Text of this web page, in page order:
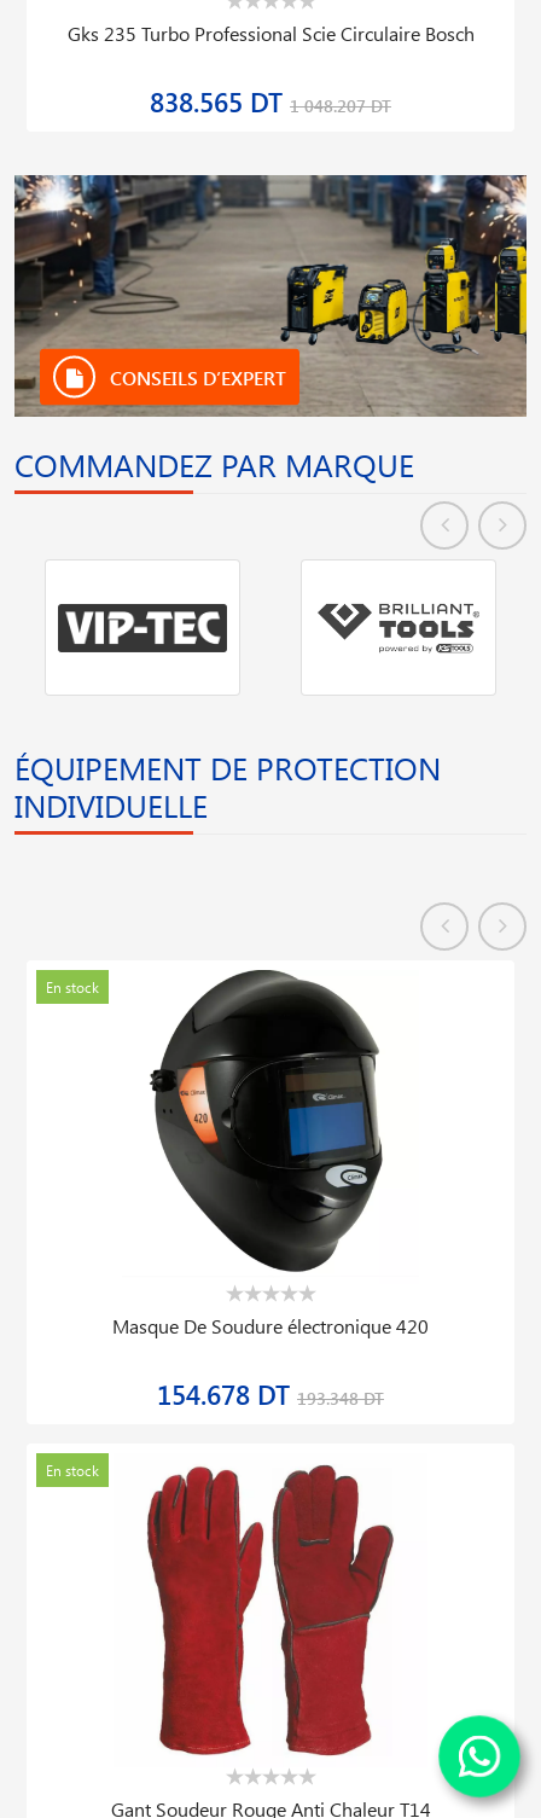
Gks 235 Turbo Professional Scie Circulaire Bosch
838.565 DT 1 048.207 DT
CONSEILS D’EXPERT
COMMANDEZ PAR MARQUE
ÉQUIPEMENT DE PROTECTION
INDIVIDUELLE
En stock
Masque De Soudure électronique 420
154.678 DT 193.348 DT
En stock
Gant Soudeur Rouge Anti Chaleur T14